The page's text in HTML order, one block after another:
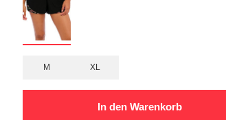
M XL
In den Warenkorb